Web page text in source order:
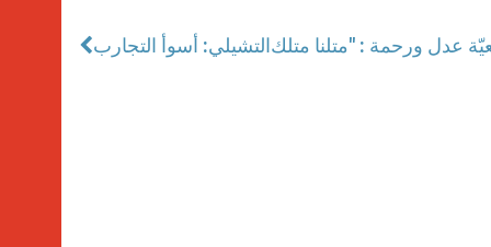
التشيلي: أسوأ التجارب